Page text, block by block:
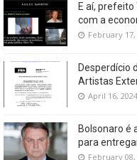
E aí,
com a
February 17,
Desperdício
Artistas
April 16, 2024
Bolsonaro é
para
February 08,